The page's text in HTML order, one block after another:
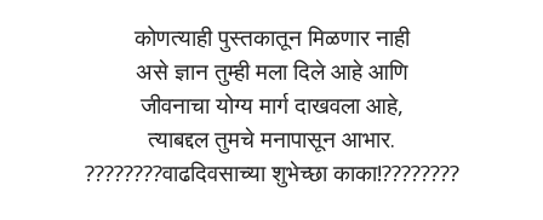
कोणत्याही पुस्तकातून मिळणार नाही
असे ज्ञान तुम्ही मला दिले आहे आणि
जीवनाचा योग्य मार्ग दाखवला आहे,
त्याबद्दल तुमचे मनापासून आभार.
????????वाढदिवसाच्या शुभेच्छा काका!????????